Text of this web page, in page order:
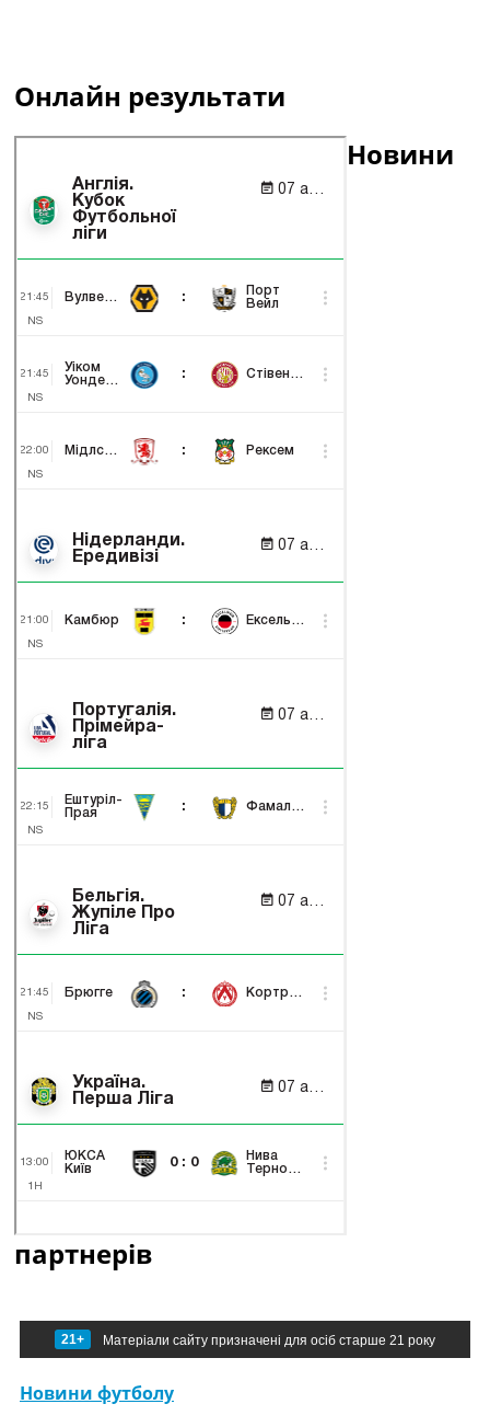
Онлайн результати
Новини
партнерів
21+ Матеріали сайту призначені для осіб старше 21 року
Новини футболу